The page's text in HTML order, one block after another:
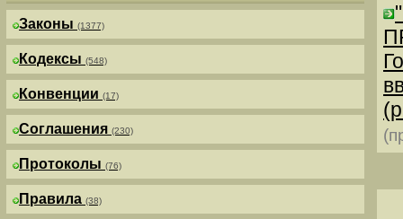
Законы (1377)
Кодексы (548)
Конвенции (17)
Соглашения (230)
Протоколы (76)
Правила (38)